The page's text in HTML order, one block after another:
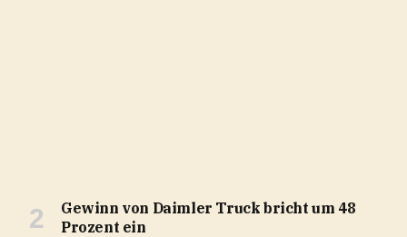
Gewinn von Daimler Truck bricht um 48
Prozent ein